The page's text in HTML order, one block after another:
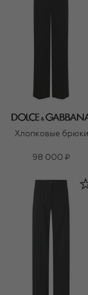
Хлопковые брюки
98 000 ₽